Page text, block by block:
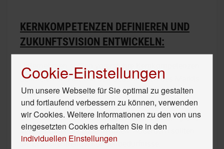
KERNKOMPETENZEN DEFINIEREN UND
ZUKUNFTSVISION ENTWICKELN:
Unternehmen sollten vorerst ihre Kernkompetenzen
definieren und sie mit den Bedürfnissen des Markts
abgleichen. Dabei sollten sie auch ihre digitalen
Fähigkeiten bei Themen wie Forschung und
Entwicklung, Produktion, Lieferkette, Marketing und
Vertrieb unter die Lupe nehmen. Außerdem sollten
sie Branchentrends, Kundenbedürfnisse,
Cookie-Einstellungen
Um unsere Webseite für Sie optimal zu gestalten
und fortlaufend verbessern zu können, verwenden
wir Cookies. Weitere Informationen zu den von uns
eingesetzten Cookies erhalten Sie in den
individuellen Einstellungen